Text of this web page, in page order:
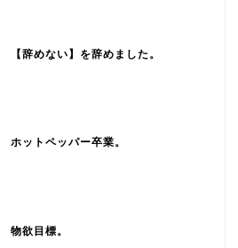
【辞めない】を辞めました。
ホットペッパー卒業。
物欲目標。